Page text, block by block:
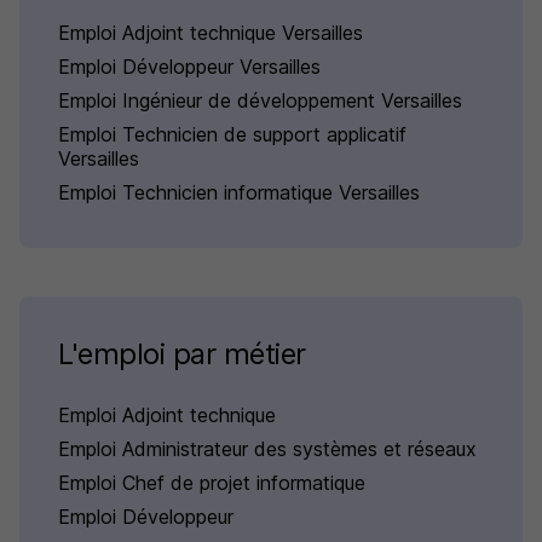
Emploi Adjoint technique Versailles
Emploi Développeur Versailles
Emploi Ingénieur de développement Versailles
Emploi Technicien de support applicatif
Versailles
Emploi Technicien informatique Versailles
L'emploi par métier
Emploi Adjoint technique
Emploi Administrateur des systèmes et réseaux
Emploi Chef de projet informatique
Emploi Développeur